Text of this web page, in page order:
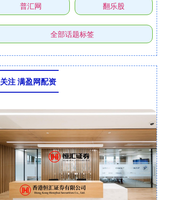
普汇网 翻乐股
全部话题标签
关注 满盈网配资